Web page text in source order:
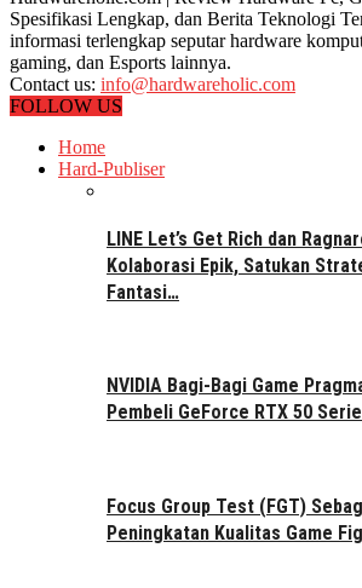
Spesifikasi Lengkap, dan Berita Teknologi
informasi terlengkap seputar hardware
gaming, dan Esports lainnya.
Contact us: info@hardwareholic.com
FOLLOW US
Home
Hard-Publiser
LINE Let’s Get Rich dan
Kolaborasi Epik, Satukan
Fantasi…
NVIDIA Bagi-Bagi Game
Pembeli GeForce RTX 50
Focus Group Test (FGT)
Peningkatan Kualitas Game